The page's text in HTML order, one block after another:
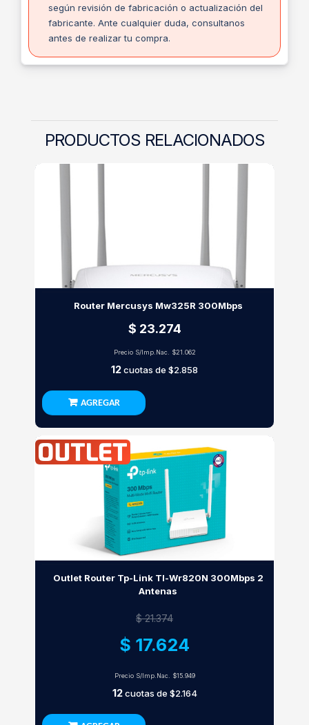
según revisión de fabricación o actualización del
fabricante. Ante cualquier duda, consultanos
antes de realizar tu compra.
PRODUCTOS RELACIONADOS
Router Mercusys Mw325R 300Mbps
$ 23.274
Precio S/Imp.Nac. $21.062
12cuotas de $2.858
AGREGAR
Outlet Router Tp-Link Tl-Wr820N 300Mbps 2
Antenas
$ 21.374
$ 17.624
Precio S/Imp.Nac. $15.949
12cuotas de $2.164